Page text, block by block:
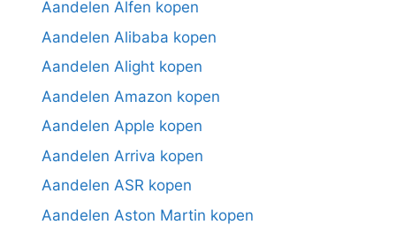
Aandelen Alfen kopen
Aandelen Alibaba kopen
Aandelen Alight kopen
Aandelen Amazon kopen
Aandelen Apple kopen
Aandelen Arriva kopen
Aandelen ASR kopen
Aandelen Aston Martin kopen